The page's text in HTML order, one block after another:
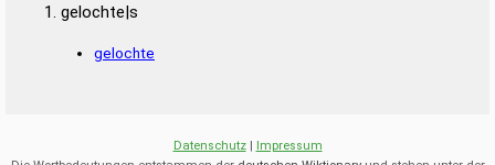
gelochte|s
gelochte
Datenschutz| Impressum